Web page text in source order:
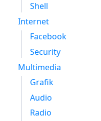
Shell
Internet
Facebook
Security
Multimedia
Grafik
Audio
Radio